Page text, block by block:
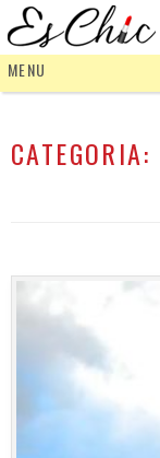
MENU
CATEGORIA: